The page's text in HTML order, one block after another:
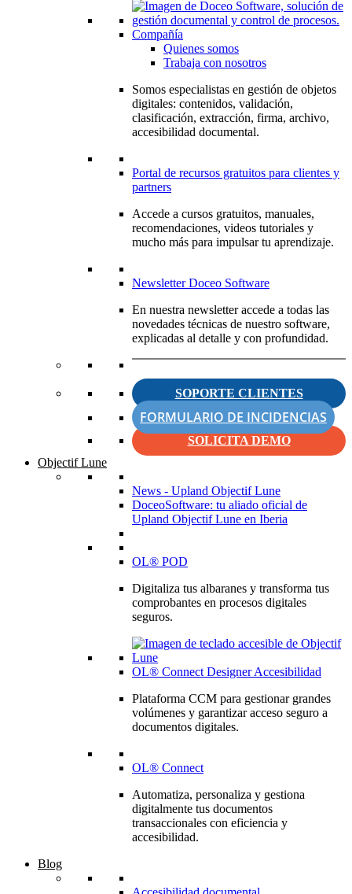
Compañía
Quienes somos
Trabaja con nosotros
Somos especialistas en gestión de objetos
digitales: contenidos, validación,
clasificación, extracción, firma, archivo,
accesibilidad documental.
Portal de recursos gratuitos para clientes y
partners
Accede a cursos gratuitos, manuales,
recomendaciones, videos tutoriales y
mucho más para impulsar tu aprendizaje.
Newsletter Doceo Software
En nuestra newsletter accede a todas las
novedades técnicas de nuestro software,
explicadas al detalle y con profundidad.
SOPORTE CLIENTES
FORMULARIO DE INCIDENCIAS
SOLICITA DEMO
Objectif Lune
News - Upland Objectif Lune
DoceoSoftware: tu aliado oficial de
Upland Objectif Lune en Iberia
OL® POD
Digitaliza tus albaranes y transforma tus
comprobantes en procesos digitales
seguros.
OL® Connect Designer Accesibilidad
Plataforma CCM para gestionar grandes
volúmenes y garantizar acceso seguro a
documentos digitales.
OL® Connect
Automatiza, personaliza y gestiona
digitalmente tus documentos
transaccionales con eficiencia y
accesibilidad.
Blog